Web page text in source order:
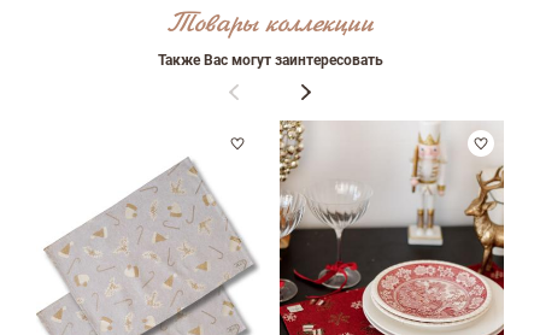
Товары коллекции
Также Вас могут заинтересовать
Достоинства
Недостатки